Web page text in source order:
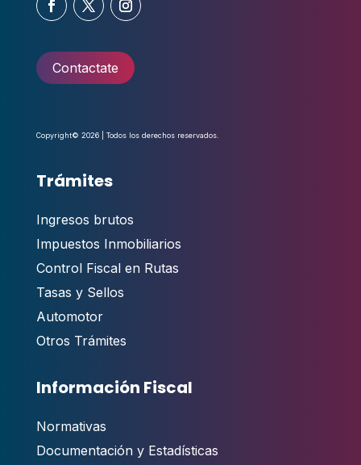
Contactate
Copyright© 2026 | Todos los derechos reservados.
Trámites
Ingresos brutos
Impuestos Inmobiliarios
Control Fiscal en Rutas
Tasas y Sellos
Automotor
Otros Trámites
Información Fiscal
Normativas
Documentación y Estadísticas